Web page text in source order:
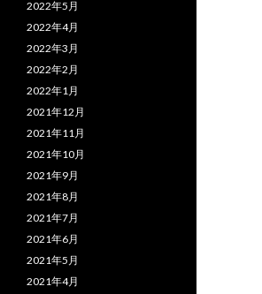
2022年5月
2022年4月
2022年3月
2022年2月
2022年1月
2021年12月
2021年11月
2021年10月
2021年9月
2021年8月
2021年7月
2021年6月
2021年5月
2021年4月